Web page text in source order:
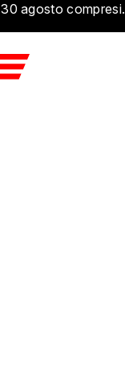
agosto compresi.